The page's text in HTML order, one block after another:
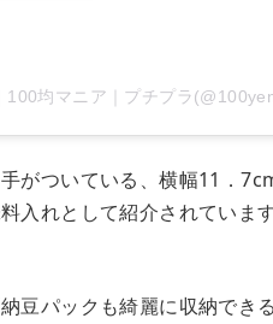
100均マニア｜プチプラ
がついている、横幅11．
入れとして紹介されていま
豆パックも綺麗に収納でき